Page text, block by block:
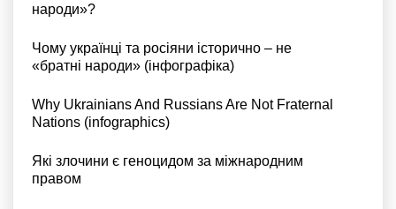
народи»?
Чому українці та росіяни історично – не
«братні народи» (інфографіка)
Why Ukrainians And Russians Are Not Fraternal
Nations (infographics)
Які злочини є геноцидом за міжнародним
правом